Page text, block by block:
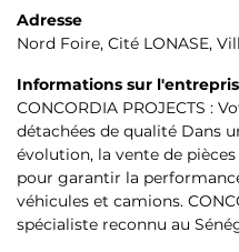
Adresse
Nord Foire, Cité LONASE,
Informations sur
CONCORDIA PROJECTS :
détachées de qualité Dans
évolution, la vente de
pour garantir la
véhicules et camions.
spécialiste reconnu au